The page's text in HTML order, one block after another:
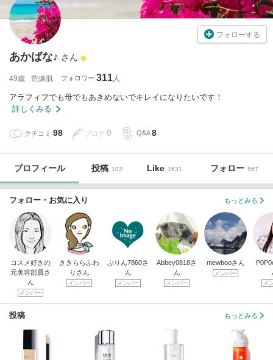
フォローする
あかばな♪ さん
49歳 乾燥肌 フォロワー 311
アラフィフでも母でもあきめないでキレイになりたいです！
詳しくみる
クチコミ 98 ブログ 0 Q&A 8
プロフィール 投稿 102 Like 1631 フォロー 567
フォロー・お気に入り もっとみる
コスメ好きの
元美容部員さ
ん
メンバー
ききららふわ
りさん
メンバー
ぷりん7860さ
ん
メンバー
Abbey0818さ
ん
メンバー
mewbooさん
メンバー
メ
投稿 もっとみる